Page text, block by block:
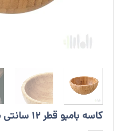
کاسه بامبو قطر 12 سانتی متر ایکیا BLANDA